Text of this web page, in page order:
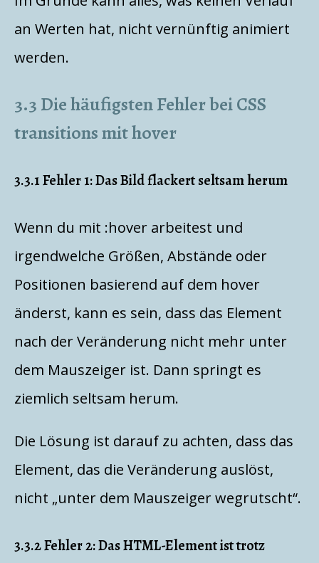
an Werten hat, nicht vernünftig animiert
werden.
3.3 Die häufigsten Fehler bei CSS
transitions mit hover
3.3.1 Fehler 1: Das Bild flackert seltsam herum
Wenn du mit :hover arbeitest und
irgendwelche Größen, Abstände oder
Positionen basierend auf dem hover
änderst, kann es sein, dass das Element
nach der Veränderung nicht mehr unter
dem Mauszeiger ist. Dann springt es
ziemlich seltsam herum.
Die Lösung ist darauf zu achten, dass das
Element, das die Veränderung auslöst,
nicht „unter dem Mauszeiger wegrutscht“.
3.3.2 Fehler 2: Das HTML-Element ist trotz